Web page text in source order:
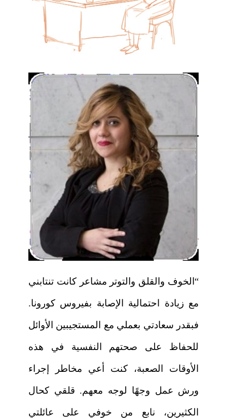
“الخوف والقلق والتوتر مشاعر كانت تنتابني
مع زيادة احتمالية الإصابة بفيروس كورونا.
فبقدر سعادتي بعملي مع المستجيبين الأوائل
للحفاظ على صحتهم النفسية في هذه
الأوقات الصعبة، كنت أعي مخاطر إجراء
ورش عمل وجهًا لوجه معهم. قلقي كحال
الكثيرين، نابع من خوفي على عائلتي